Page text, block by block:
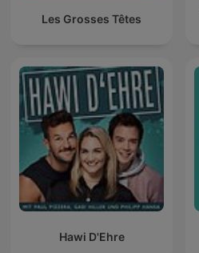
Les Grosses Têtes
Hawi D'Ehre